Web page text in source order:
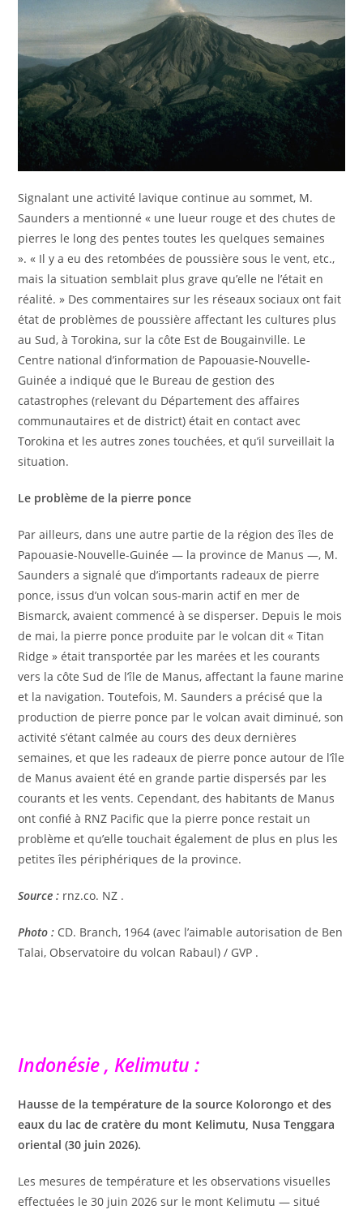
Signalant une activité lavique continue au sommet, M.
Saunders a mentionné « une lueur rouge et des chutes de
pierres le long des pentes toutes les quelques semaines
». « Il y a eu des retombées de poussière sous le vent, etc.,
mais la situation semblait plus grave qu’elle ne l’était en
réalité. » Des commentaires sur les réseaux sociaux ont fait
état de problèmes de poussière affectant les cultures plus
au Sud, à Torokina, sur la côte Est de Bougainville. Le
Centre national d’information de Papouasie-Nouvelle-
Guinée a indiqué que le Bureau de gestion des
catastrophes (relevant du Département des affaires
communautaires et de district) était en contact avec
Torokina et les autres zones touchées, et qu’il surveillait la
situation.
Le problème de la pierre ponce
Par ailleurs, dans une autre partie de la région des îles de
Papouasie-Nouvelle-Guinée — la province de Manus —, M.
Saunders a signalé que d’importants radeaux de pierre
ponce, issus d’un volcan sous-marin actif en mer de
Bismarck, avaient commencé à se disperser. Depuis le mois
de mai, la pierre ponce produite par le volcan dit « Titan
Ridge » était transportée par les marées et les courants
vers la côte Sud de l’île de Manus, affectant la faune marine
et la navigation. Toutefois, M. Saunders a précisé que la
production de pierre ponce par le volcan avait diminué, son
activité s’étant calmée au cours des deux dernières
semaines, et que les radeaux de pierre ponce autour de l’île
de Manus avaient été en grande partie dispersés par les
courants et les vents. Cependant, des habitants de Manus
ont confié à RNZ Pacific que la pierre ponce restait un
problème et qu’elle touchait également de plus en plus les
petites îles périphériques de la province.
Source : rnz.co. NZ .
Photo : CD. Branch, 1964 (avec l’aimable autorisation de Ben
Talai, Observatoire du volcan Rabaul) / GVP .
Indonésie , Kelimutu :
Hausse de la température de la source Kolorongo et des
eaux du lac de cratère du mont Kelimutu, Nusa Tenggara
oriental (30 juin 2026).
Les mesures de température et les observations visuelles
effectuées le 30 juin 2026 sur le mont Kelimutu — situé